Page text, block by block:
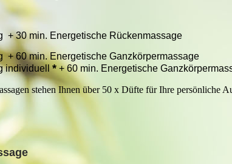
+ 30 min. Energetische Rückenmassage
+ 60 min. Energetische Ganzkörpermassage
individuell * + 60 min. Energetische
stehen Ihnen über 50 x Düfte für Ihre persönliche